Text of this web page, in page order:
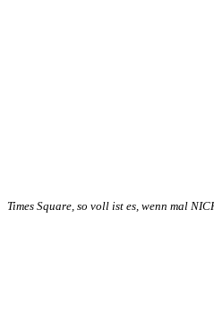
Times Square, so voll ist es, wenn mal